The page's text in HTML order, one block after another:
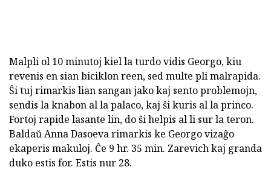
Malpli ol 10 minutoj kiel la turdo vidis Georgo, kiu
revenis en sian biciklon reen, sed multe pli malrapida.
Ŝi tuj rimarkis lian sangan jako kaj sento problemojn,
sendis la knabon al la palaco, kaj ŝi kuris al la princo.
Fortoj rapide lasante lin, do ŝi helpis al li sur la teron.
Baldaŭ Anna Dasoeva rimarkis ke Georgo vizaĝo
ekaperis makuloj. Ĉe 9 hr. 35 min. Zarevich kaj granda
duko estis for. Estis nur 28.